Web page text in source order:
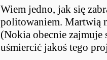
Wiem jedno, jak się
politowaniem. Martwią
(Nokia obecnie zajmuje
uśmiercić jakoś tego